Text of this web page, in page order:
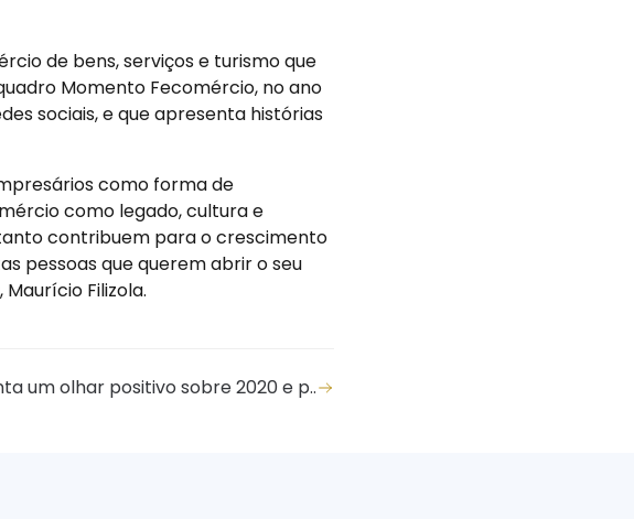
de bens, serviços e turismo que
Momento Fecomércio, no ano
sociais, e que apresenta histórias
como forma de
como legado, cultura e
contribuem para o crescimento
pessoas que querem abrir o seu
Filizola.
um olhar positivo sobre 2020 e p..